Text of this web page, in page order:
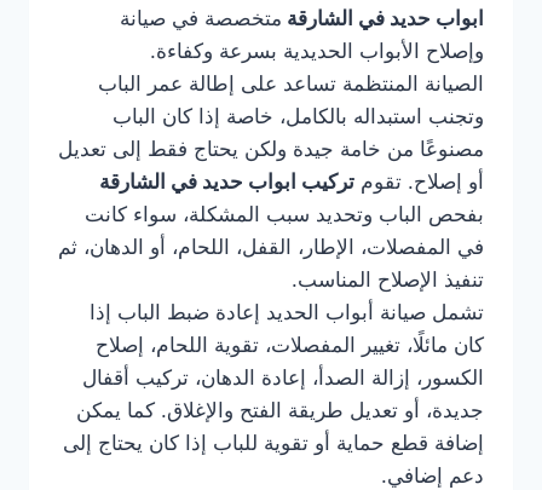
ابواب حديد في الشارقة متخصصة في صيانة
وإصلاح الأبواب الحديدية بسرعة وكفاءة.
الصيانة المنتظمة تساعد على إطالة عمر الباب
وتجنب استبداله بالكامل، خاصة إذا كان الباب
مصنوعًا من خامة جيدة ولكن يحتاج فقط إلى تعديل
أو إصلاح. تقوم تركيب ابواب حديد في الشارقة
بفحص الباب وتحديد سبب المشكلة، سواء كانت
في المفصلات، الإطار، القفل، اللحام، أو الدهان، ثم
تنفيذ الإصلاح المناسب.
تشمل صيانة أبواب الحديد إعادة ضبط الباب إذا
كان مائلًا، تغيير المفصلات، تقوية اللحام، إصلاح
الكسور، إزالة الصدأ، إعادة الدهان، تركيب أقفال
جديدة، أو تعديل طريقة الفتح والإغلاق. كما يمكن
إضافة قطع حماية أو تقوية للباب إذا كان يحتاج إلى
دعم إضافي.